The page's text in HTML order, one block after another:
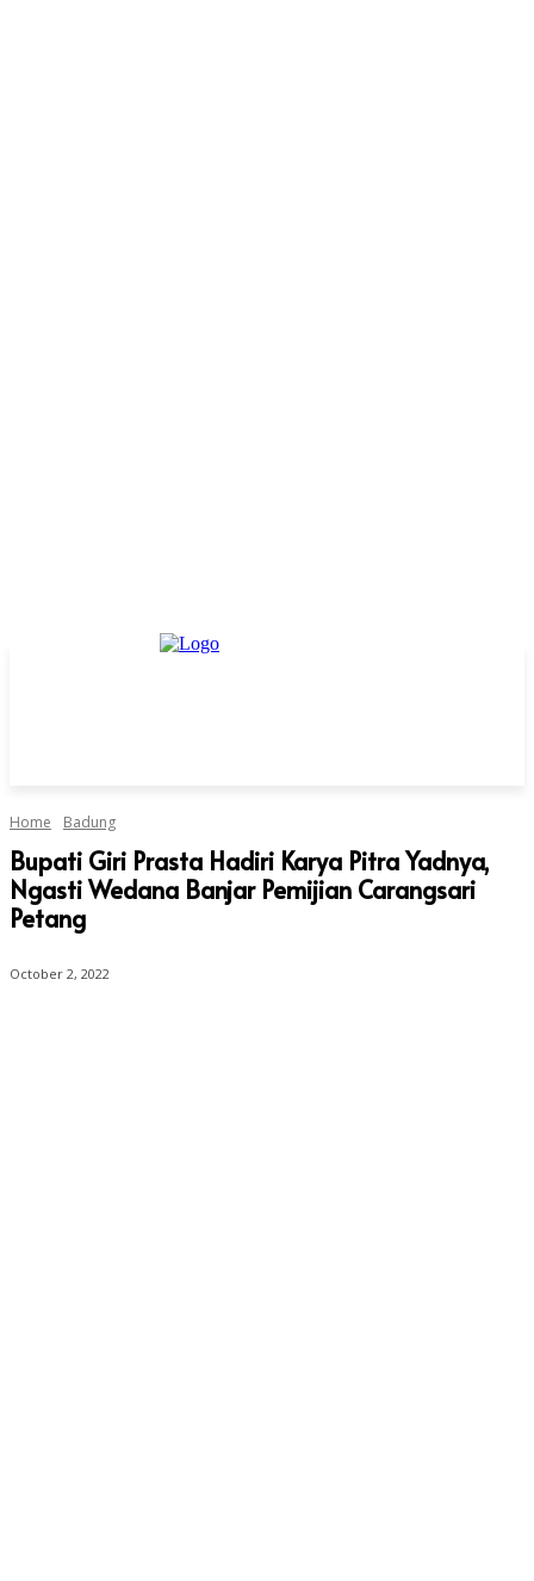
Home Badung
Bupati Giri Prasta Hadiri Karya Pitra Yadnya,
Ngasti Wedana Banjar Pemijian Carangsari
Petang
October 2, 2022